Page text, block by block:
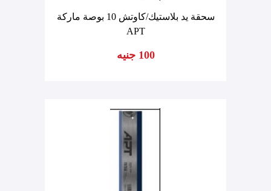
سحقة يد بلاستيك/كاوتش 10 بوصة ماركة
APT
100 جنيه